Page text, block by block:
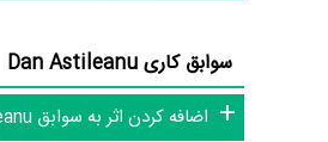
و دراگوس بوکار با 2 مرتبه بیشترین همکاری را با Dan Astileanu داشته‌اند.
سوابق کاری Dan Astileanu
اضافه کردن اثر به سوابق Dan Astileanu